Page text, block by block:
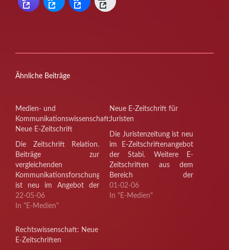
Ähnliche Beiträge
Medien- und
Kommunikationswissenschaft:
Neue E-Zeitschrift
Die Zeitschrift Relation.
Beiträge zur
vergleichenden
Kommunikationsforschung
ist neu im Angebot der
Stabi. Weitere
elektronische Zeitschriften
Medien- und
Kommunikationswissenschaften
22-05-06
In "E-Medien"
Neue E-Zeitschrift für
Juristen
Die Juristenzeitung ist neu
im E-Zeitschriftenangebot
der Stabi. Weitere E-
Zeitschriften aus dem
Bereich der
Rechtswissenschaft finden
Sie hier.
01-02-06
In "E-Medien"
Rechtswissenschaft: Neue
E-Zeitschriften